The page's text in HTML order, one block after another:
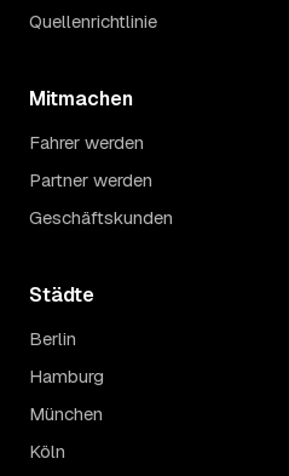
Quellenrichtlinie
Mitmachen
Fahrer werden
Partner werden
Geschäftskunden
Städte
Berlin
Hamburg
München
Köln